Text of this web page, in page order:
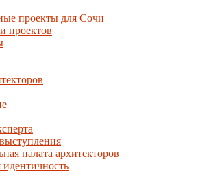
проекты для Сочи
проектов
палата архитекторов
идентичность